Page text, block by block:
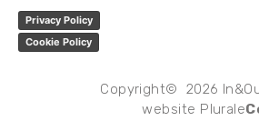
Privacy Policy
Cookie Policy
Copyright© 2026
website Plurale